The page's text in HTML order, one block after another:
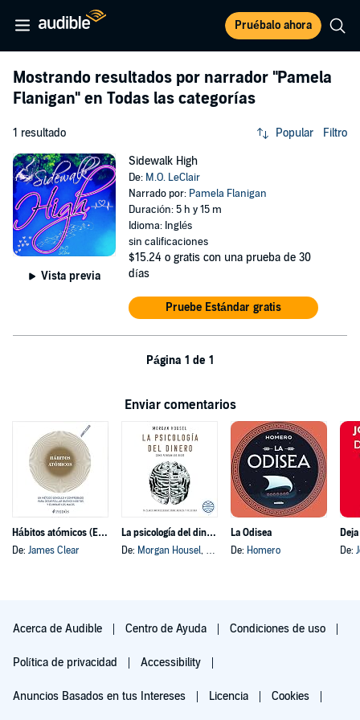
Pruébalo ahora
Mostrando resultados por narrador "Pamela
Flanigan" en Todas las categorías
1 resultado Popular Filtro
Vista previa
Sidewalk High
De: M.O. LeClair
Narrado por: Pamela Flanigan
Duración: 5 h y 15 m
Idioma: Inglés
sin calificaciones
$15.24 o gratis con una prueba de 30
días
Pruebe Estándar gratis
Página 1 de 1
Enviar comentarios
Hábitos atómicos (Español neutro)
De: James Clear
La psicología del dinero
De: Morgan Housel, y otros
La Odisea
De: Homero
De:
Acerca de Audible Centro de Ayuda Condiciones de uso
Política de privacidad Accessibility
Anuncios Basados en tus Intereses Licencia Cookies